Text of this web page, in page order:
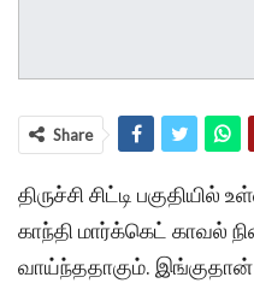
Share
திருச்சி சிட்டி
காந்தி மார்க்கெட் காவல்
வாய்ந்ததாகும். இங்குதான்